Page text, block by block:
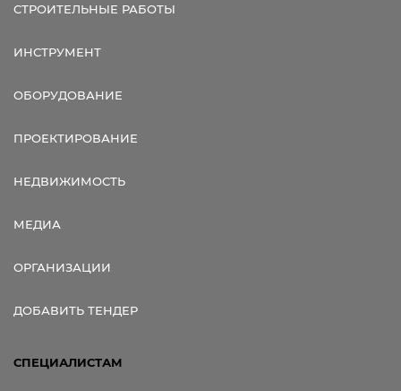
СТРОИТЕЛЬНЫЕ РАБОТЫ
ИНСТРУМЕНТ
ОБОРУДОВАНИЕ
ПРОЕКТИРОВАНИЕ
НЕДВИЖИМОСТЬ
МЕДИА
ОРГАНИЗАЦИИ
ДОБАВИТЬ ТЕНДЕР
СПЕЦИАЛИСТАМ